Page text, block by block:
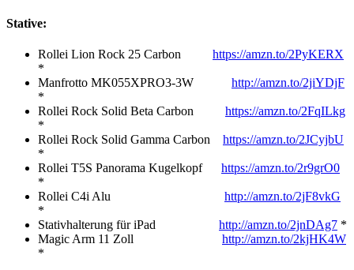
Stative:
Rollei Lion Rock 25 Carbon https://amzn.to/2PyKERX
*
Manfrotto MK055XPRO3-3W http://amzn.to/2jiYDjF
*
Rollei Rock Solid Beta Carbon https://amzn.to/2FqILkg
*
Rollei Rock Solid Gamma Carbon https://amzn.to/2JCyjbU
*
Rollei T5S Panorama Kugelkopf https://amzn.to/2r9grO0
*
Rollei C4i Alu http://amzn.to/2jF8vkG
*
Stativhalterung für iPad http://amzn.to/2jnDAg7 *
Magic Arm 11 Zoll http://amzn.to/2kjHK4W
*